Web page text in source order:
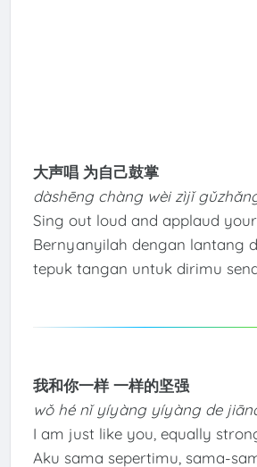
大声唱 为自己鼓掌
dàshēng chàng wèi zìjǐ
Sing out loud and applaud
Bernyanyilah dengan lantang
tepuk tangan untuk dirimu
我和你一样 一样的坚强
wǒ hé nǐ yíyàng yíyàng de
I am just like you, equally
Aku sama sepertimu, sama-